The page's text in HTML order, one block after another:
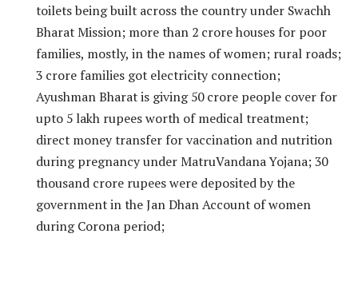
toilets being built across the country under Swachh
Bharat Mission; more than 2 crore houses for poor
families, mostly, in the names of women; rural roads;
3 crore families got electricity connection;
Ayushman Bharat is giving 50 crore people cover for
upto 5 lakh rupees worth of medical treatment;
direct money transfer for vaccination and nutrition
during pregnancy under MatruVandana Yojana; 30
thousand crore rupees were deposited by the
government in the Jan Dhan Account of women
during Corona period;